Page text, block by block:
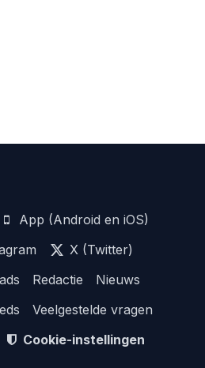
App (Android en iOS)
X (Twitter)
Redactie
Nieuws
Veelgestelde vragen
Cookie-instellingen